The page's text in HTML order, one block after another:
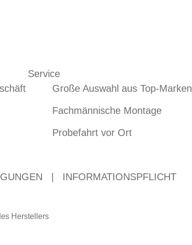
Service
Große Auswahl aus Top-Marken
Fachmännische Montage
Probefahrt vor Ort
INFORMATIONSPFLICHT
Herstellers